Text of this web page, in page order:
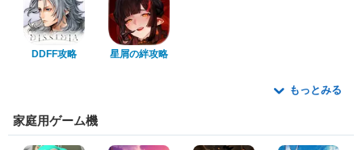
DDFF攻略 星屑の絆攻略
もっとみる
家庭用ゲーム機